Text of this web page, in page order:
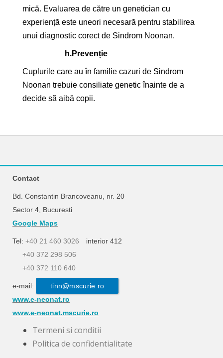
mică. Evaluarea de către un genetician cu
experiență este uneori necesară pentru stabilirea
unui diagnostic corect de Sindrom Noonan.
h.Prevenție
Cuplurile care au în familie cazuri de Sindrom
Noonan trebuie consiliate genetic înainte de a
decide să aibă copii.
Contact
Bd. Constantin Brancoveanu, nr. 20
Sector 4, Bucuresti
Google Maps
Tel: +40 21 460 3026
interior 412
+40 372 298 506
+40 372 110 640
e-mail:
tinn@mscurie.ro
www.e-neonat.ro
www.e-neonat.mscurie.ro
Termeni si conditii
Politica de confidentialitate